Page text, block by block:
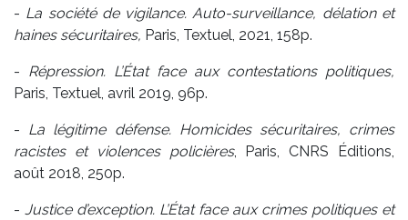
- La société de vigilance. Auto-surveillance, délation et
haines sécuritaires, Paris, Textuel, 2021, 158p.
- Répression. L’État face aux contestations politiques,
Paris, Textuel, avril 2019, 96p.
- La légitime défense. Homicides sécuritaires, crimes
racistes et violences policières, Paris, CNRS Éditions,
août 2018, 250p.
- Justice d’exception. L’État face aux crimes politiques et